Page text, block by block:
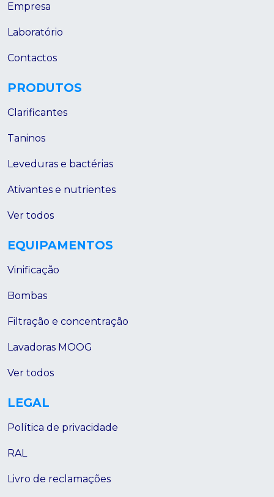
Empresa
Laboratório
Contactos
PRODUTOS
Clarificantes
Taninos
Leveduras e bactérias
Ativantes e nutrientes
Ver todos
EQUIPAMENTOS
Vinificação
Bombas
Filtração e concentração
Lavadoras MOOG
Ver todos
LEGAL
Política de privacidade
RAL
Livro de reclamações